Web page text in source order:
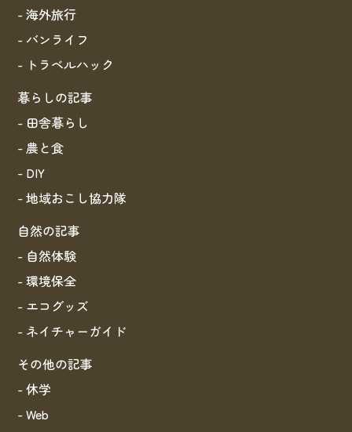
- 海外旅行
- バンライフ
- トラベルハック
暮らしの記事
- 田舎暮らし
- 農と食
- DIY
- 地域おこし協力隊
自然の記事
- 自然体験
- 環境保全
- エコグッズ
- ネイチャーガイド
その他の記事
- 休学
- Web